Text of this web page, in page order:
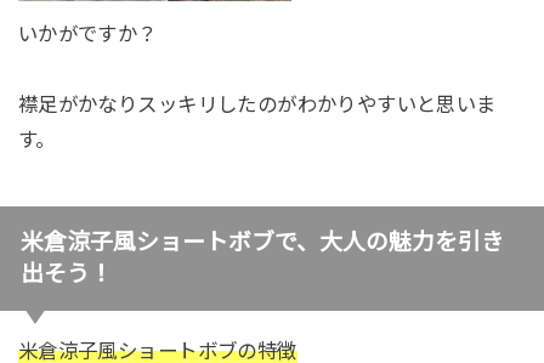
いかがですか？
襟足がかなりスッキリしたのがわかりやすいと思いま
す。
米倉涼子風ショートボブで、大人の魅力を引き
出そう！
米倉涼子風ショートボブの特徴